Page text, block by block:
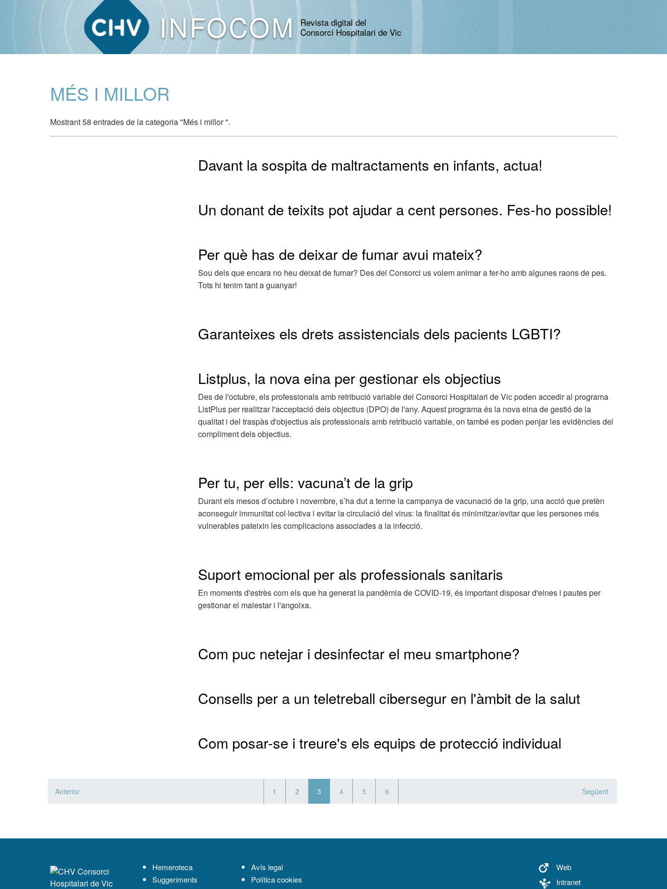
INFOCOM
Revista digital del
Consorci Hospitalari de Vic
MÉS I MILLOR
Mostrant 58 entrades de la categoria "Més i millor ".
Davant la sospita de maltractaments en infants, actua!
Un donant de teixits pot ajudar a cent persones. Fes-ho possible!
Per què has de deixar de fumar avui mateix?
Sou dels que encara no heu deixat de fumar? Des del Consorci us volem animar a fer-ho amb algunes raons de pes.
Tots hi tenim tant a guanyar!
Garanteixes els drets assistencials dels pacients LGBTI?
Listplus, la nova eina per gestionar els objectius
Des de l'octubre, els professionals amb retribució variable del Consorci Hospitalari de Vic poden accedir al programa
ListPlus per realitzar l'acceptació dels objectius (DPO) de l'any. Aquest programa és la nova eina de gestió de la
qualitat i del traspàs d'objectius als professionals amb retribució variable, on també es poden penjar les evidències del
compliment dels objectius.
Per tu, per ells: vacuna’t de la grip
Durant els mesos d’octubre i novembre, s’ha dut a terme la campanya de vacunació de la grip, una acció que pretèn
aconseguir immunitat col·lectiva i evitar la circulació del virus: la finalitat és minimitzar/evitar que les persones més
vulnerables pateixin les complicacions associades a la infecció.
Suport emocional per als professionals sanitaris
En moments d'estrès com els que ha generat la pandèmia de COVID-19, és important disposar d'eines i pautes per
gestionar el malestar i l'angoixa.
Com puc netejar i desinfectar el meu smartphone?
Consells per a un teletreball cibersegur en l'àmbit de la salut
Com posar-se i treure's els equips de protecció individual
Anterior 1 2 3 4 5 6 Següent
Navegació
Hemeroteca
Suggeriments
Avís legal
Política cookies
Web
Intranet